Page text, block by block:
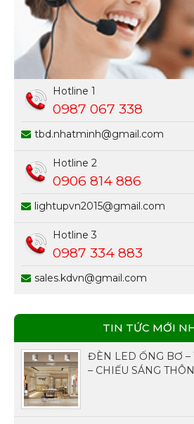
Hotline 1
0987 067 338
tbd.nhatminh@gmail.com
Hotline 2
0906 814 886
lightupvn2015@gmail.com
Hotline 3
0987 334 883
sales.kdvn@gmail.com
TIN TỨC MỚI
ĐÈN LED ỐNG BƠ –
– CHIẾU SÁNG